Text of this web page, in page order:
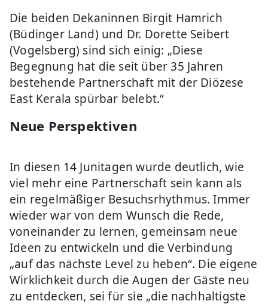
Die beiden Dekaninnen Birgit Hamrich
(Büdinger Land) und Dr. Dorette Seibert
(Vogelsberg) sind sich einig: „Diese
Begegnung hat die seit über 35 Jahren
bestehende Partnerschaft mit der Diözese
East Kerala spürbar belebt.“
Neue Perspektiven
In diesen 14 Junitagen wurde deutlich, wie
viel mehr eine Partnerschaft sein kann als
ein regelmäßiger Besuchsrhythmus. Immer
wieder war von dem Wunsch die Rede,
voneinander zu lernen, gemeinsam neue
Ideen zu entwickeln und die Verbindung
„auf das nächste Level zu heben“. Die eigene
Wirklichkeit durch die Augen der Gäste neu
zu entdecken, sei für sie „die nachhaltigste